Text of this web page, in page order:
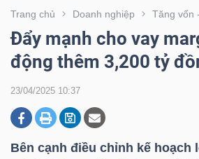
Trang chủ Doanh nghiệp Tăng vốn
Đẩy mạnh cho vay
động thêm 3,200 tỷ
23/04/2025 10:37
Bên cạnh điều chỉnh kế hoạch
CHỨNG
DOANH